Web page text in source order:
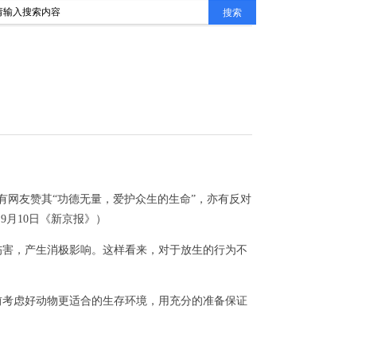
搜索
友赞其“功德无量，爱护众生的生命”，亦有反对
10日《新京报》）
，产生消极影响。这样看来，对于放生的行为不
虑好动物更适合的生存环境，用充分的准备保证